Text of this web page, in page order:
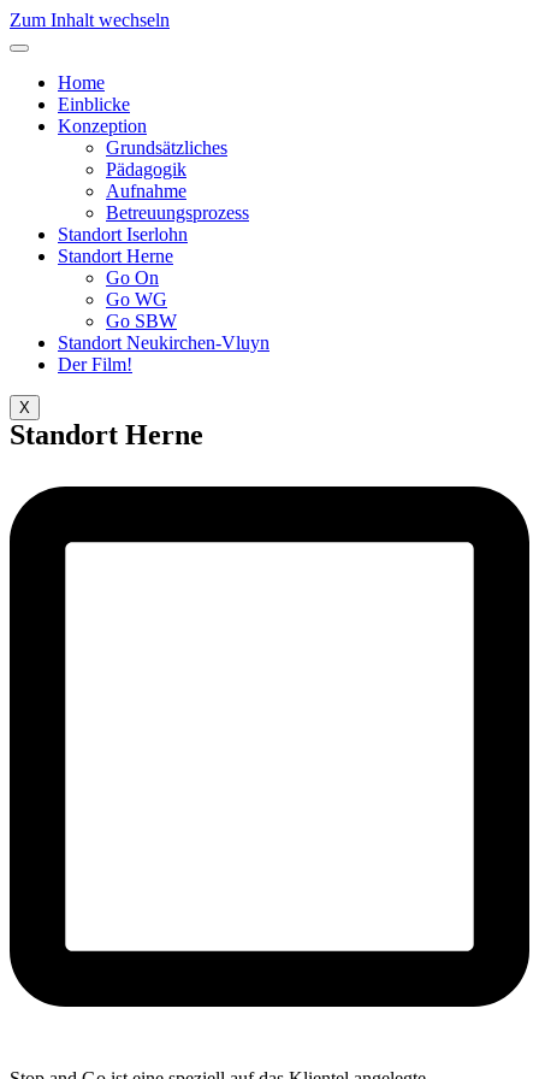
Zum Inhalt wechseln
Home
Einblicke
Konzeption
Grundsätzliches
Pädagogik
Aufnahme
Betreuungsprozess
Standort Iserlohn
Standort Herne
Go On
Go WG
Go SBW
Standort Neukirchen-Vluyn
Der Film!
X
Standort Herne